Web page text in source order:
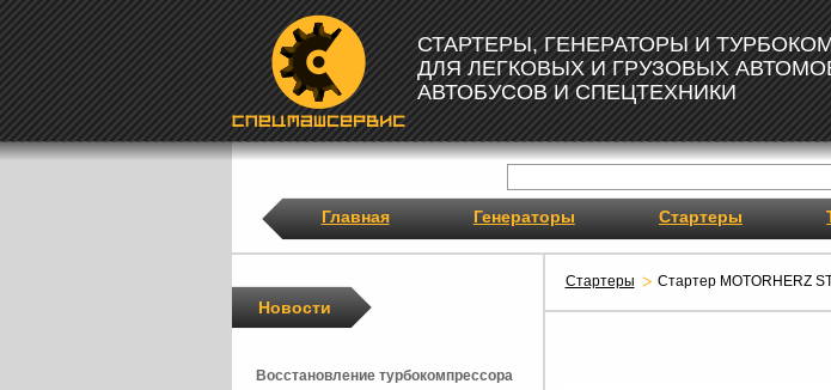
СТАРТЕРЫ, ГЕНЕРАТОРЫ И
ДЛЯ ЛЕГКОВЫХ И ГРУЗОВЫХ
АВТОБУСОВ И СПЕЦТЕХНИКИ
Главная Генераторы Стартеры
Стартеры Стартер MOTORHERZ
Новости
Восстановление турбокомпрессора